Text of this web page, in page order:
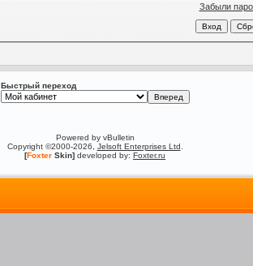
Забыли
Быстрый переход
Powered by vBulletin
Copyright ©2000-2026, Jelsoft Enterprises Ltd
[Foxter Skin] developed by: Foxter.ru